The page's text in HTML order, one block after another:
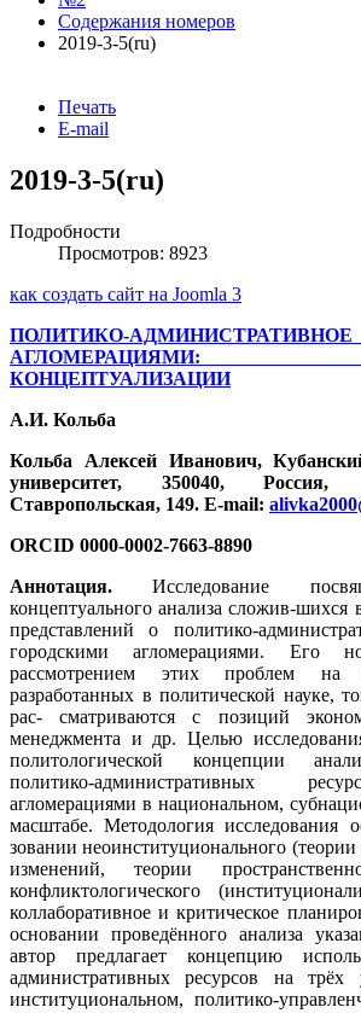
Содержания номеров
2019-3-5(ru)
Печать
E-mail
2019-3-5(ru)
Подробности
Просмотров: 8923
как создать сайт на Joomla 3
ПОЛИТИКО-
АГЛОМЕРАЦИЯМИ:
КОНЦЕПТУАЛИЗАЦИИ
А.И. Кольба
Кольба Алексей Иванович,
университет, 350040,
Ставропольская, 149. E-mail:
ORCID 0000-0002-7663-8890
Аннотация. Исследование
концептуального анализа сложив-шихся
представлений о политико-
городскими агломерациями. Его
рассмотрением этих проблем на
разработанных в политической науке,
рас- сматриваются с позиций
менеджмента и др. Целью
политологической концепции
политико-административных
агломерациями в национальном,
масштабе. Методология исследования
зовании неоинституционального
изменений, теории
конфликтологического
коллаборативное и критическое
основании проведённого анализа
автор предлагает концепцию
административных ресурсов на трёх
институциональном, политико-